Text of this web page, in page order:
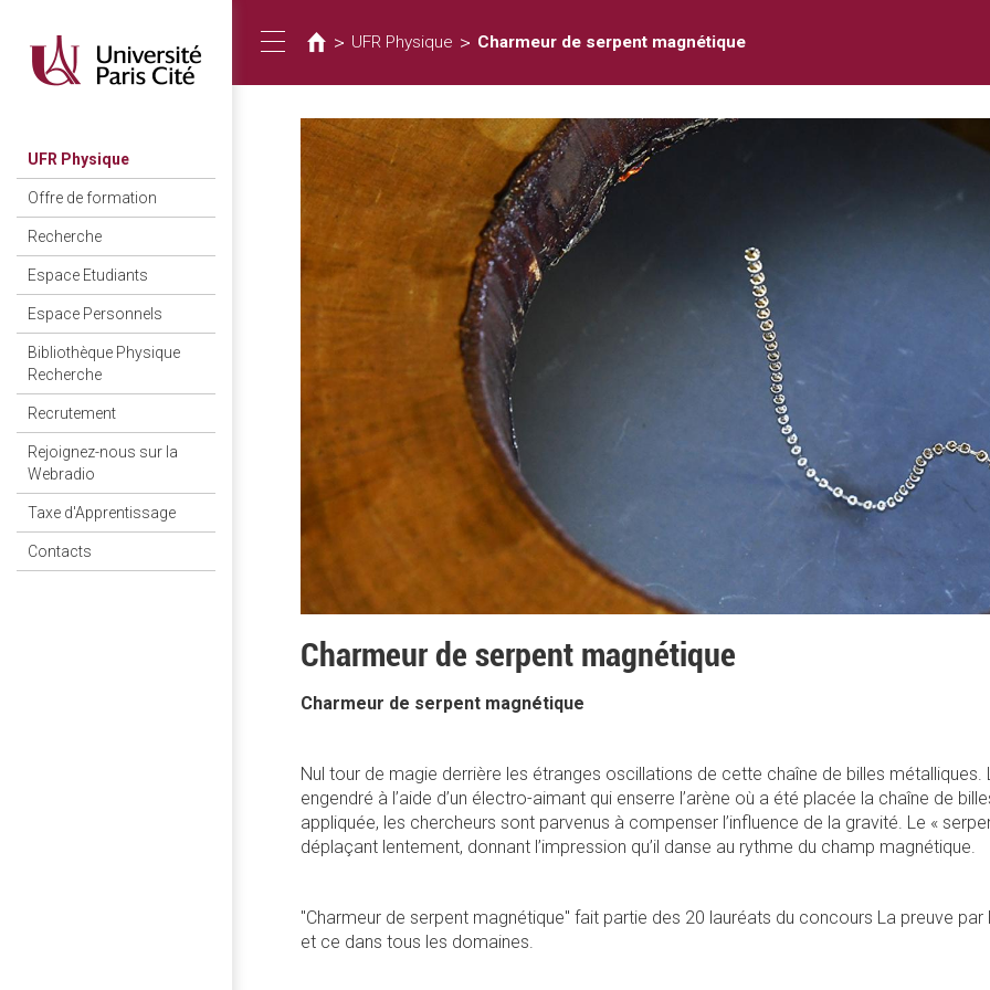
contenu
principal
UFR Physique
Offre de formation
Recherche
Espace Etudiants
Espace Personnels
Bibliothèque Physique
Recherche
Recrutement
Rejoignez-nous sur la
Webradio
Taxe d'Apprentissage
Contacts
Toggle
navigation
êtes
ici
> UFR Physique > Charmeur de serpent magnétique
Charmeur de serpent magnétique
Charmeur de serpent magnétique
Nul tour de magie derrière les étranges oscillations de cette chaîne de billes
engendré à l’aide d’un électro-aimant qui enserre l’arène où a été placée la chaîne de
appliquée, les chercheurs sont parvenus à compenser l’influence de la gravité. Le «
déplaçant lentement, donnant l’impression qu’il danse au rythme du champ magnétique.
"Charmeur de serpent magnétique" fait partie des 20 lauréats du concours La preuve
et ce dans tous les domaines.